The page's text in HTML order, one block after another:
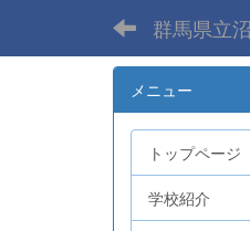
群馬県立
メニュー
トップページ
学校紹介